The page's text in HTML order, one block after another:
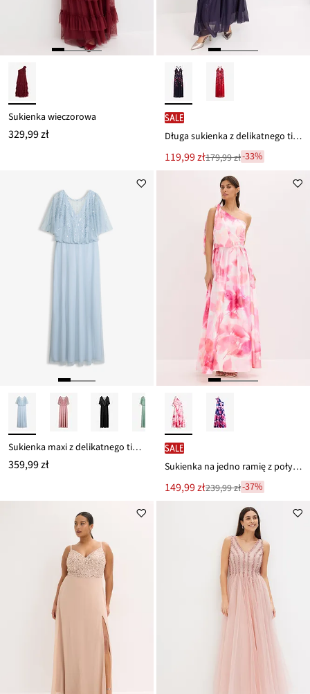
Sukienka wieczorowa
329,99 zł
SALE
Długa sukienka z delikatnego tiulu, na ramiączkach
Nowa
cena
119,99 zł
Przeceniono179,99 zł-33%
Sukienka maxi z delikatnego tiulu z aplikacją z cekinami
359,99 zł
SALE
Sukienka na jedno ramię z połyskującej satyny
Nowa
cena
149,99 zł
Przeceniono239,99 zł-37%